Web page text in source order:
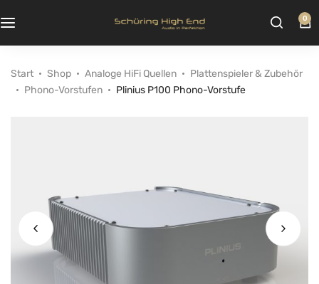
0
Start Shop Analoge HiFi Quellen
Plattenspieler & Zubehör
Phono-Vorstufen
Plinius P100 Phono-Vorstufe